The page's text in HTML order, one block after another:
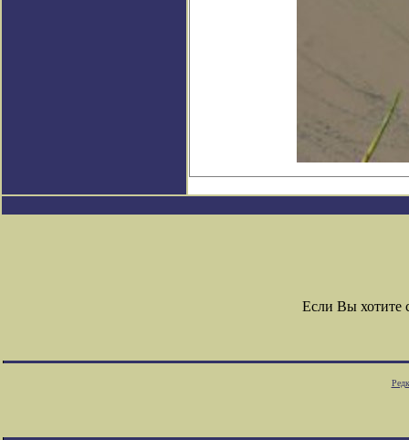
Если Вы хотите